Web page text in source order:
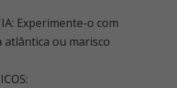
Experimente-o com
atlântica ou marisco